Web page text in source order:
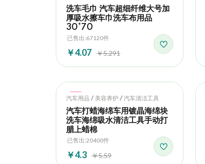
洗车毛巾 汽车超细纤维大号加
厚吸水擦车巾洗车布用品
30*70
已售出:67120件
￥4.07 ￥5.291
Hot
汽车用品 / 美容养护 / 汽车清洁工具
汽车打蜡海绵车用镀晶海绵块
洗车海绵吸水清洁工具手动打
腊上蜡棉
已售出:20400件
￥4.3 ￥5.59